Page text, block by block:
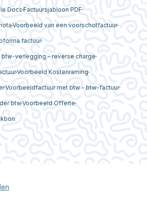
Docs Factuursjabloon PDF
Voorbeeld van een voorschotfactuur
factuur
verlegging – reverse charge
Voorbeeld Kostenraming
Voorbeeldfactuur met btw – btw-factuur
btwVoorbeeld Offerte